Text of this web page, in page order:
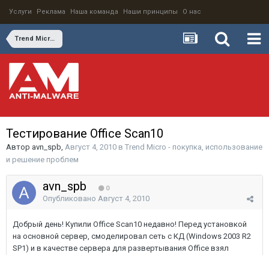
Услуги Реклама Наша команда Наши принципы О нас
Trend Micro - покупка, использование и решение проблем
Тестирование Office Scan10
Автор avn_spb, Август 4, 2010 в Trend Micro - покупка, использование
и решение проблем
avn_spb 0
Опубликовано Август 4, 2010
Добрый день! Купили Office Scan10 недавно! Перед установкой
на основной сервер, смоделировал сеть с КД (Windows 2003 R2
SP1) и в качестве сервера для развертывания Office взял